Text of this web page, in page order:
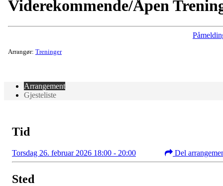
Viderekommende/Åpen
Arrangør: Treninger
Arrangement
Gjesteliste
Tid
Torsdag 26. februar 2026 18:00 - 20:00 Del
Sted